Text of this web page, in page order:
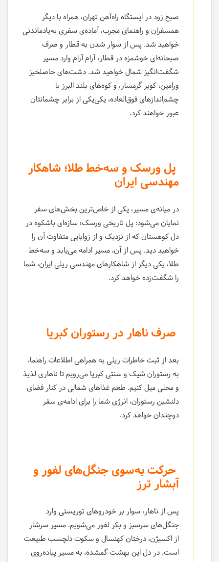
صبح زود در ایستگاه راه‌آهن تهران، همراه با دیگر
همسفران و راهنمای مجرب، آماده‌ی سفری به‌یادماندنی
خواهید شد. پس از سوار شدن به قطار و صرف
صبحانه‌ای خوشمزه در قطار، آرام آرام وارد مسیر
شگفت‌انگیز شمال خواهید شد. دشت‌های حاصلخیز
ورامین، کویر گرمسار، و کوه‌های بلند البرز با
چشم‌اندازهای فوق‌العاده، یکی‌یکی از برابر چشمانتان
عبور خواهند کرد.
پل ورسک و سه‌خط طلا؛ شاهکار
مهندسی ایران
در میانه‌ی مسیر، یکی از خاص‌ترین بخش‌های سفر
نمایان می‌شود: پل تاریخی ورسک؛ سازه‌ای باشکوه در
دل کوهستان که از نزدیک و از زوایایی متفاوت آن را
خواهید دید. پس از آن، مسیر ادامه می‌یابد و سه‌خط
طلا، یکی دیگر از شاهکارهای مهندسی ریلی ایران، شما
را شگفت‌زده خواهد کرد.
صرف ناهار در رستوران کبریا
بعد از ثبت خاطرات ریلی به همراهی اطلاعات راهنما،
به رستوران شیک و سنتی کبریا می‌رویم تا ناهاری لذیذ
و محلی میل کنیم. طعم غذاهای شمالی در کنار فضای
دلنشین رستوران، انرژی شما را برای ادامه‌ی سفر
دوچندان خواهد کرد.
حرکت به‌سوی جنگل‌های لفور و
آبشار ترز
پس از ناهار، سوار بر خودروهای توریستی وارد
جنگل‌های سرسبز و بکر لفور می‌شویم. مسیر سرشار
از اکسیژن، درختان کهنسال و سکوت دلچسب طبیعت
است. در دل این بهشت گمشده، به مسیر پیاده‌روی